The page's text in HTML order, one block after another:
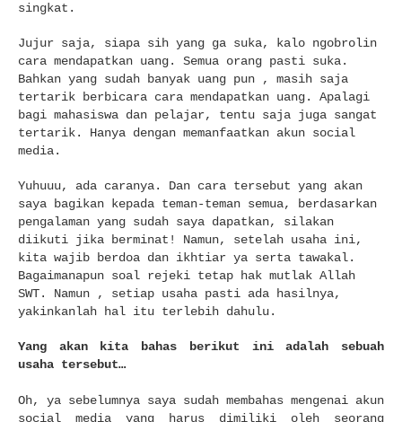
singkat.
Jujur saja, siapa sih yang ga suka, kalo ngobrolin
cara mendapatkan uang. Semua orang pasti suka.
Bahkan yang sudah banyak uang pun , masih saja
tertarik berbicara cara mendapatkan uang. Apalagi
bagi mahasiswa dan pelajar, tentu saja juga sangat
tertarik. Hanya dengan memanfaatkan akun social
media.
Yuhuuu, ada caranya. Dan cara tersebut yang akan
saya bagikan kepada teman-teman semua, berdasarkan
pengalaman yang sudah saya dapatkan, silakan
diikuti jika berminat! Namun, setelah usaha ini,
kita wajib berdoa dan ikhtiar ya serta tawakal.
Bagaimanapun soal rejeki tetap hak mutlak Allah
SWT. Namun , setiap usaha pasti ada hasilnya,
yakinkanlah hal itu terlebih dahulu.
Yang akan kita bahas berikut ini adalah sebuah
usaha tersebut…
Oh, ya sebelumnya saya sudah membahas mengenai akun
social media yang harus dimiliki oleh seorang